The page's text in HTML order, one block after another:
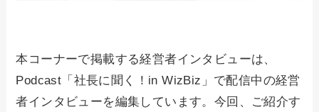
本コーナーで掲載する経営者インタビューは、
Podcast「社長に聞く！in WizBiz」で配信中の経営
者インタビューを編集しています。今回、ご紹介す